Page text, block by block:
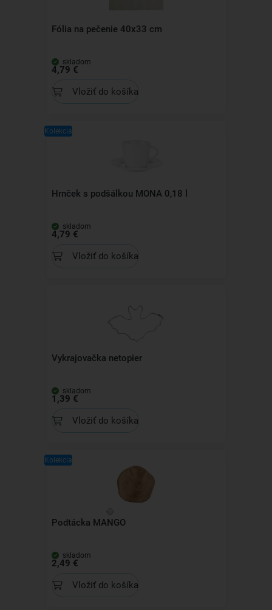
Fólia na pečenie 40x33 cm
skladom
4,79 €
Vložiť do košíka
Kolekcia
Hrnček s podšálkou MONA 0,18 l
skladom
4,79 €
Vložiť do košíka
Vykrajovačka netopier
skladom
1,39 €
Vložiť do košíka
Kolekcia
Podtácka MANGO
skladom
2,49 €
Vložiť do košíka